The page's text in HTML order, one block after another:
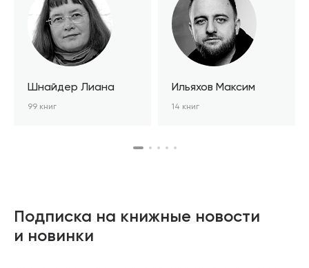
Шнайдер Лиана
99 книг
Ильяхов Максим
14 книг
Подписка на книжные новости
и новинки